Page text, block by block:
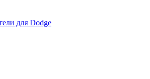
для Dodge